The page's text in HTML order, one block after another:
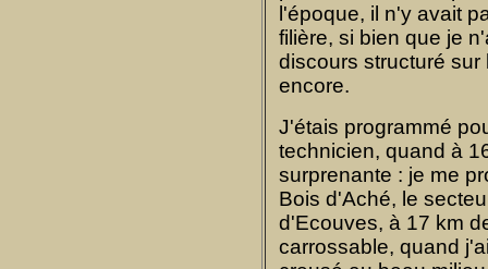
l'époque, il n'y avait
filière, si bien que je
discours structuré
encore.
J'étais programmé
technicien, quand à
surprenante : je me
Bois d'Aché, le
d'Ecouves, à 17 km
carrossable, quand